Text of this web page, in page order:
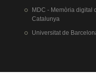
MDC - Memòria digital
Catalunya
Universitat de